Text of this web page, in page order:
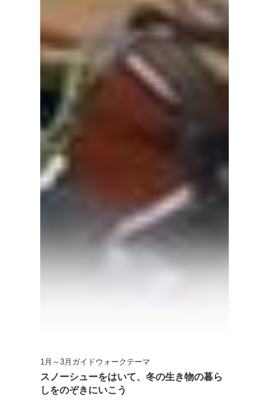
1月～3月ガイドウォークテーマ
スノーシューをはいて、冬の生き物の暮ら
しをのぞきにいこう